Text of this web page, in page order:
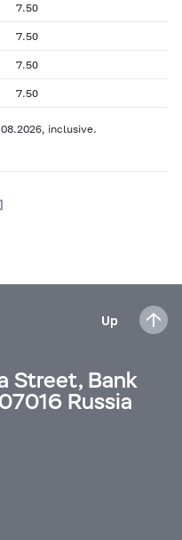
7.50
7.50
7.50
7.50
inclusive.
Up
Street, Bank
Russia